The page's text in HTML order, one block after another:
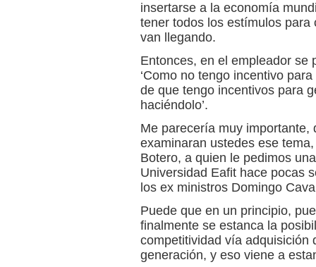
insertarse a la economía
tener todos los estímulos
van llegando.
Entonces, en el empleador se
‘Como no tengo incentivo
de que tengo incentivos para
haciéndolo’.
Me parecería muy importante,
examinaran ustedes ese
Botero, a quien le pedimos
Universidad Eafit hace pocas
los ex ministros Domingo
Puede que en un principio,
finalmente se estanca la
competitividad vía adquisición
generación, y eso viene a